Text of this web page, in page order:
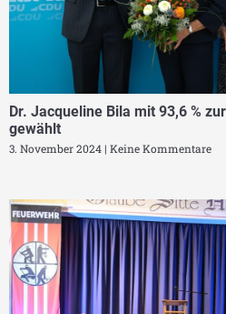
Dr. Jacqueline Bila mit 93,6 %
gewählt
3. November 2024 Keine Kommentare